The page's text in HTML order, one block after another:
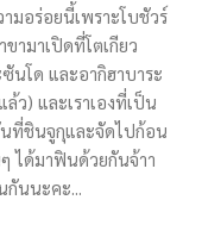
ามอร่อยนี้เพราะโบชัวร์
ามาเปิดที่โตเกียว
นโด และอากิฮาบาระ
ว) และเราเองที่เป็น
ที่ชินจูกุและจัดไปก้อน
ได้มาฟินด้วยกันจ้าา
กันนะคะ...